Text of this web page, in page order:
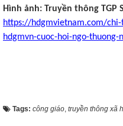
Hình ảnh: Truyền thông TGP
https://hdgmvietnam.com/
hdgmvn-cuoc-hoi-ngo-thuong-
Tags: công giáo, truyền thông xã